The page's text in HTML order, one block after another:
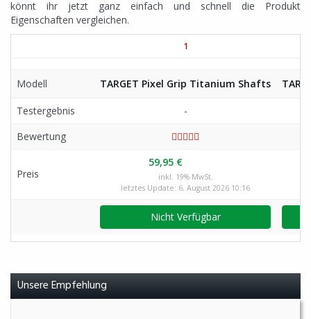
könnt ihr jetzt ganz einfach und schnell die Produkt
Eigenschaften vergleichen.
1
Modell TARGET Pixel Grip Titanium Shafts
Testergebnis
-
Bewertung
Preis
59,95 €
inkl. 19% MwSt.
letztes Update: 6. August 2026 10:16
Nicht Verfügbar
Unsere Empfehlung